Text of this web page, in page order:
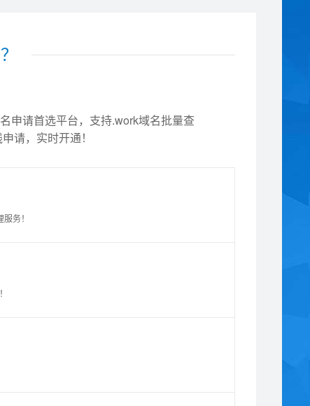
申请首选平台，支持.work域名批量查
请，实时开通！
务！